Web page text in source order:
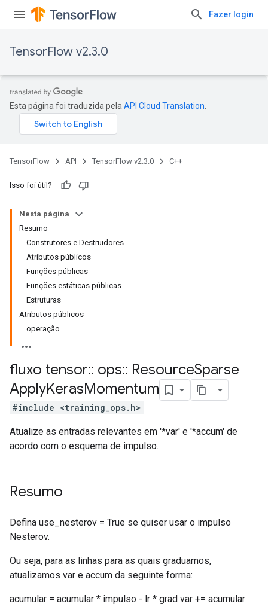
Fazer login
TensorFlow v2.3.0
Esta página foi traduzida pela API Cloud Translation
TensorFlow API TensorFlow v2.3.0 C++
Isso foi útil?
Nesta página
Resumo
Construtores e Destruidores
Atributos públicos
Funções públicas
Funções estáticas públicas
Estruturas
Atributos públicos
operação
fluxo tensor:: ops:: ResourceSparse
ApplyKerasMomentum
#include <training_ops.h>
Atualize as entradas relevantes em '*var' e '*accum' de
acordo com o esquema de impulso.
Resumo
Defina use_nesterov = True se quiser usar o impulso
Nesterov.
Ou seja, para as linhas para as quais graduamos,
atualizamos var e accum da seguinte forma:
acumular = acumular * impulso - lr * grad var += acumular